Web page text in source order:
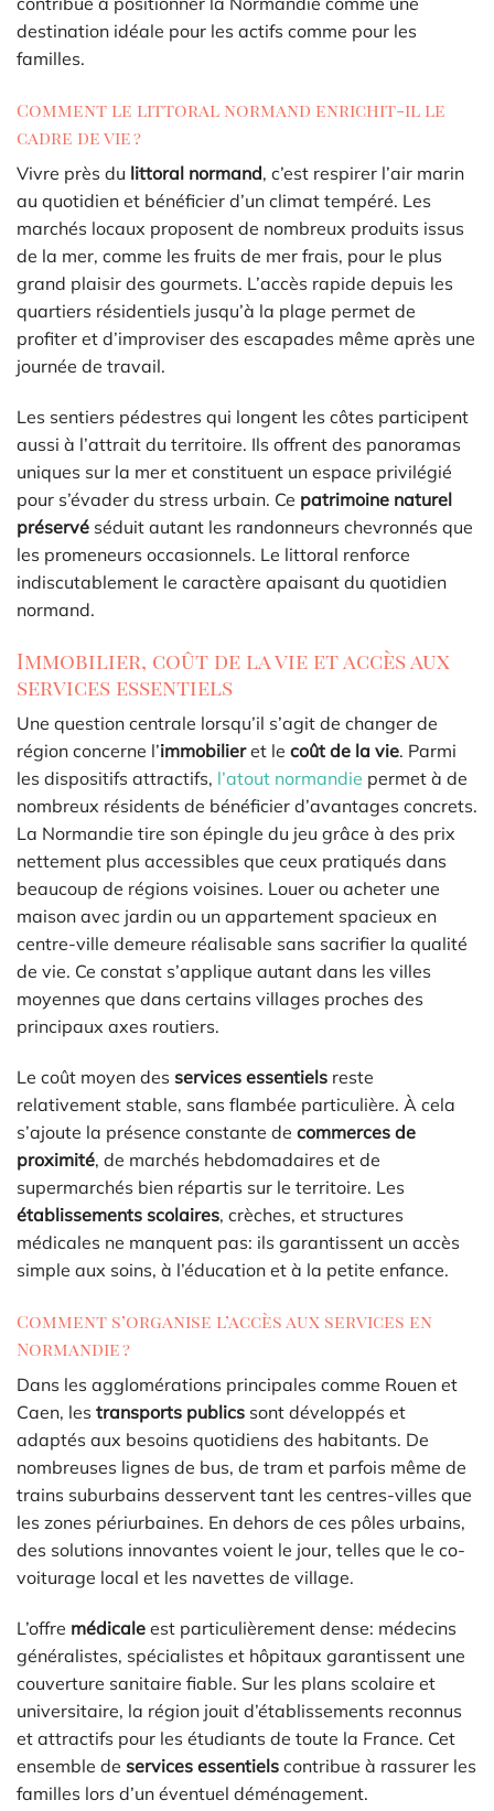
destination idéale pour les actifs comme pour les
familles.
Comment le littoral normand enrichit-il le
cadre de vie ?
Vivre près du littoral normand, c’est respirer l’air marin
au quotidien et bénéficier d’un climat tempéré. Les
marchés locaux proposent de nombreux produits issus
de la mer, comme les fruits de mer frais, pour le plus
grand plaisir des gourmets. L’accès rapide depuis les
quartiers résidentiels jusqu’à la plage permet de
profiter et d’improviser des escapades même après une
journée de travail.
Les sentiers pédestres qui longent les côtes participent
aussi à l’attrait du territoire. Ils offrent des panoramas
uniques sur la mer et constituent un espace privilégié
pour s’évader du stress urbain. Ce patrimoine naturel
préservé séduit autant les randonneurs chevronnés que
les promeneurs occasionnels. Le littoral renforce
indiscutablement le caractère apaisant du quotidien
normand.
Immobilier, coût de la vie et accès aux
services essentiels
Une question centrale lorsqu’il s’agit de changer de
région concerne l’immobilieret le coût de la vie. Parmi
les dispositifs attractifs, l’atout normandie permet à de
nombreux résidents de bénéficier d’avantages concrets.
La Normandie tire son épingle du jeu grâce à des prix
nettement plus accessibles que ceux pratiqués dans
beaucoup de régions voisines. Louer ou acheter une
maison avec jardin ou un appartement spacieux en
centre-ville demeure réalisable sans sacrifier la qualité
de vie. Ce constat s’applique autant dans les villes
moyennes que dans certains villages proches des
principaux axes routiers.
Le coût moyen des services essentiels reste
relativement stable, sans flambée particulière. À cela
s’ajoute la présence constante de commerces de
proximité, de marchés hebdomadaires et de
supermarchés bien répartis sur le territoire. Les
établissements scolaires, crèches, et structures
médicales ne manquent pas: ils garantissent un accès
simple aux soins, à l’éducation et à la petite enfance.
Comment s’organise l’accès aux services en
Normandie ?
Dans les agglomérations principales comme Rouen et
Caen, les transports publics sont développés et
adaptés aux besoins quotidiens des habitants. De
nombreuses lignes de bus, de tram et parfois même de
trains suburbains desservent tant les centres-villes que
les zones périurbaines. En dehors de ces pôles urbains,
des solutions innovantes voient le jour, telles que le co-
voiturage local et les navettes de village.
L’offre médicale est particulièrement dense: médecins
généralistes, spécialistes et hôpitaux garantissent une
couverture sanitaire fiable. Sur les plans scolaire et
universitaire, la région jouit d’établissements reconnus
et attractifs pour les étudiants de toute la France. Cet
ensemble de services essentiels contribue à rassurer les
familles lors d’un éventuel déménagement.